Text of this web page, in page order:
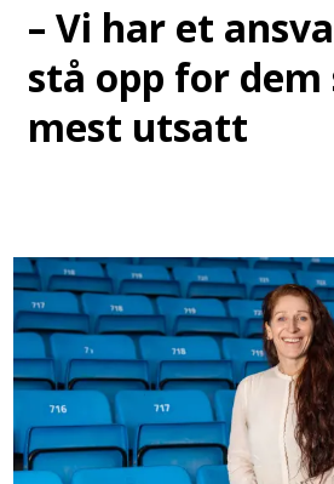
– Vi har et
stå opp for dem
mest utsatt